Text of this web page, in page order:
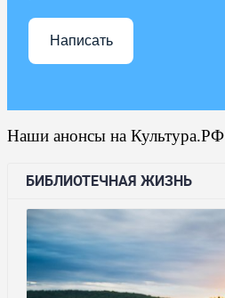
Написать
Наши анонсы на Культура.РФ